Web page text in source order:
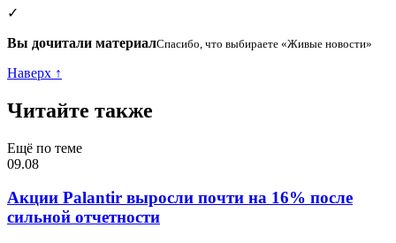
✓
Вы дочитали материалСпасибо, что выбираете «Живые новости»
Наверх ↑
Читайте также
Ещё по теме
09.08
Акции Palantir выросли почти на 16% после
сильной отчетности